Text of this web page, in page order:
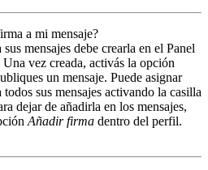
a mi mensaje?
mensajes debe crearla en el Panel
vez creada, activás la opción
un mensaje. Puede asignar
sus mensajes activando la casilla
dejar de añadirla en los mensajes,
Añadir firma dentro del perfil.